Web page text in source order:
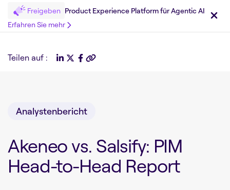
Freigeben Product Experience Platform für Agentic AI
Erfahren Sie mehr
Teilen auf :
Analystenbericht
Akeneo vs. Salsify: PIM
Head-to-Head Report